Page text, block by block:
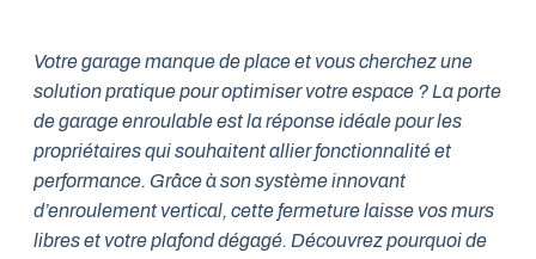
Votre garage manque de place et vous cherchez une
solution pratique pour optimiser votre espace ? La porte
de garage enroulable est la réponse idéale pour les
propriétaires qui souhaitent allier fonctionnalité et
performance. Grâce à son système innovant
d’enroulement vertical, cette fermeture laisse vos murs
libres et votre plafond dégagé. Découvrez pourquoi de